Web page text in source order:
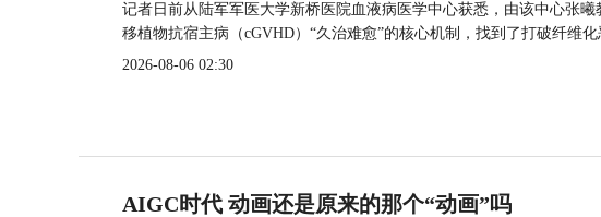
记者日前从陆军军医大学新桥医院血液病医学中心获悉，由该中心张
移植物抗宿主病（cGVHD）“久治难愈”的核心机制，找到了打破纤维化
2026-08-06 02:30
AIGC时代 动画还是原来的那个“动画”吗